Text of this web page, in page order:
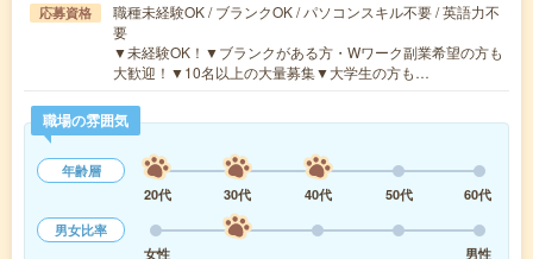
応募資格
職種未経験OK / ブランクOK / パソコンスキル不要 / 英語力不
要
▼未経験OK！▼ブランクがある方・Wワーク副業希望の方も
大歓迎！▼10名以上の大量募集▼大学生の方も…
職場の雰囲気
年齢層
20代
30代 40代 50代
60代
男女比率
女性
男性